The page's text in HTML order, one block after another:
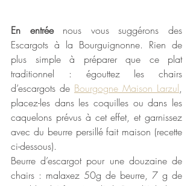
En entrée nous vous suggérons des
Escargots à la Bourguignonne. Rien de
plus simple à préparer que ce plat
traditionnel : égouttez les chairs
d’escargots de Bourgogne Maison Larzul,
placez-les dans les coquilles ou dans les
caquelons prévus à cet effet, et garnissez
avec du beurre persillé fait maison (recette
ci-dessous).
Beurre d’escargot pour une douzaine de
chairs : malaxez 50g de beurre, 7 g de